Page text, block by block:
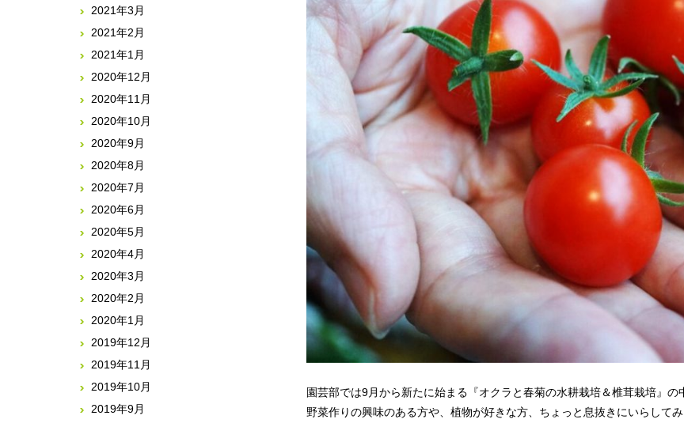
園芸部では9月から新たに始まる『オクラと春菊の水耕栽培＆椎茸栽培』
野菜作りの興味のある方や、植物が好きな方、ちょっと息抜きにいらして
2021年3月
2021年2月
2021年1月
2020年12月
2020年11月
2020年10月
2020年9月
2020年8月
2020年7月
2020年6月
2020年5月
2020年4月
2020年3月
2020年2月
2020年1月
2019年12月
2019年11月
2019年10月
2019年9月